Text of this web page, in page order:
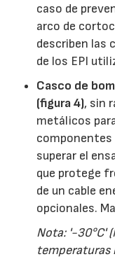
caso de
arco de
describen las
de los EPI
Casco de
(figura 4), sin
metálicos
componentes
superar el
que protege
de un cable
opcionales.
Nota: '-30°C'
temperaturas